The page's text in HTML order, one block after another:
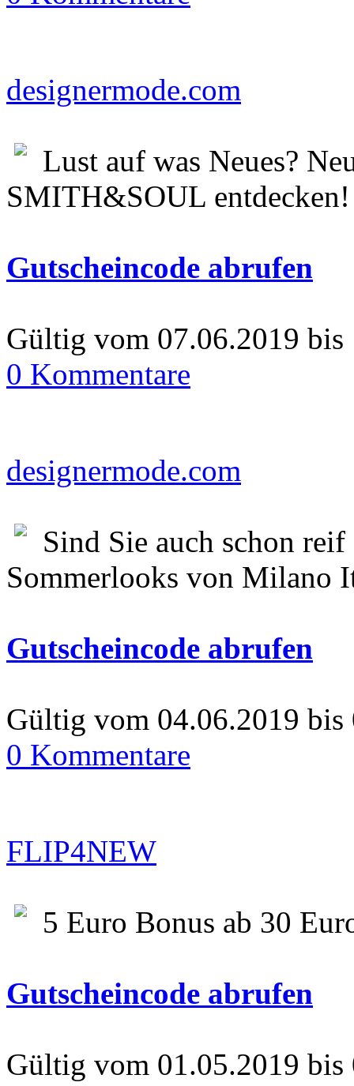
designermode.com
Lust auf was Neues?
SMITH&SOUL entdecken!
Gutscheincode abrufen
Gültig vom 07.06.2019 bis
0 Kommentare
designermode.com
Sind Sie auch schon
Sommerlooks von Milano
Gutscheincode abrufen
Gültig vom 04.06.2019 bis
0 Kommentare
FLIP4NEW
5 Euro Bonus ab 30
Gutscheincode abrufen
Gültig vom 01.05.2019 bis